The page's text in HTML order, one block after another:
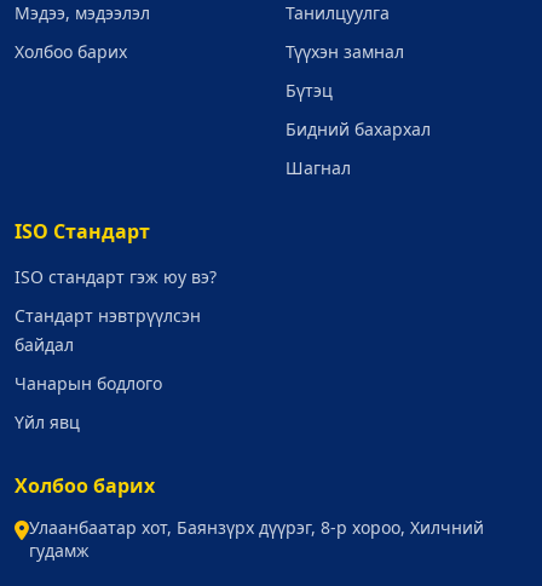
Мэдээ, мэдээлэл
Холбоо барих
Танилцуулга
Түүхэн замнал
Бүтэц
Бидний бахархал
Шагнал
ISO Стандарт
ISO стандарт гэж юу вэ?
Стандарт нэвтрүүлсэн
байдал
Чанарын бодлого
Үйл явц
Холбоо барих
Улаанбаатар хот, Баянзүрх дүүрэг, 8-р хороо, Хилчний
гудамж